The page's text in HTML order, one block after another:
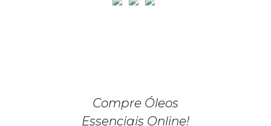
Compre Óleos
Essenciais Online!